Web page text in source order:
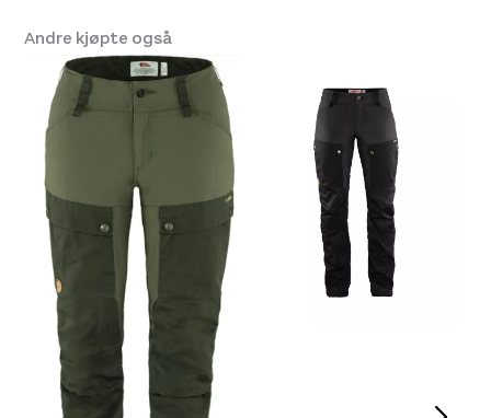
Andre kjøpte også